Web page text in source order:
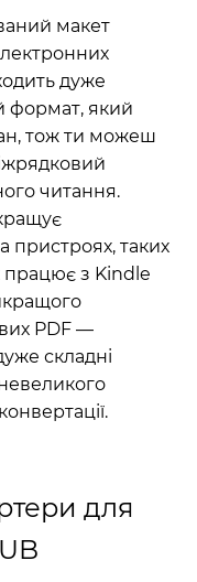
макет
дуже
формат, який
тож ти можеш
читання.
пристроях, таких
працює з Kindle
PDF —
складні
для